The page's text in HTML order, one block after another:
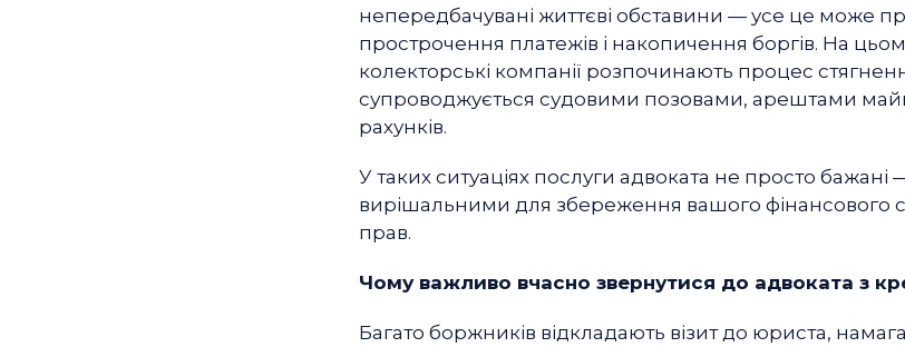
непередбачувані життєві обставини — усе це може
прострочення платежів і накопичення боргів. На
колекторські компанії розпочинають процес
супроводжується судовими позовами, арештами
рахунків.
У таких ситуаціях послуги адвоката не просто бажані
вирішальними для збереження вашого фінансового
прав.
Чому важливо вчасно звернутися до адвоката з
Багато боржників відкладають візит до юриста,